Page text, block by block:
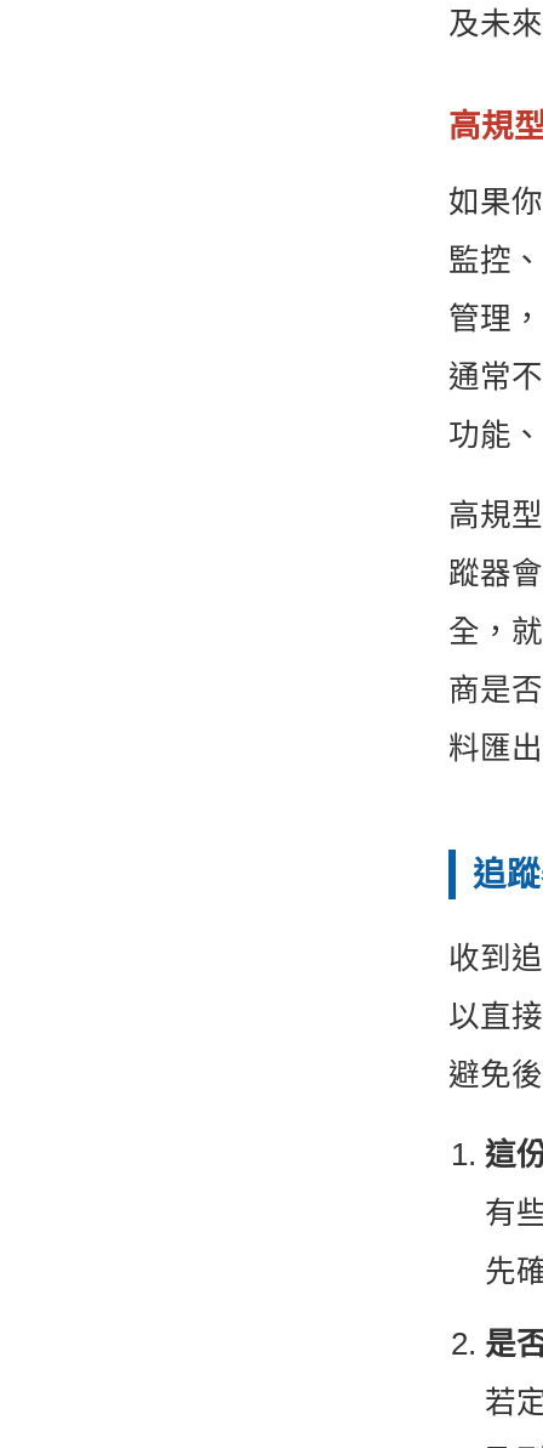
及未
高規
如果
監控
管理
通常
功能
高規
蹤器
全，
商是
料匯
追
收到
以直
避免
這
有
先
是
若